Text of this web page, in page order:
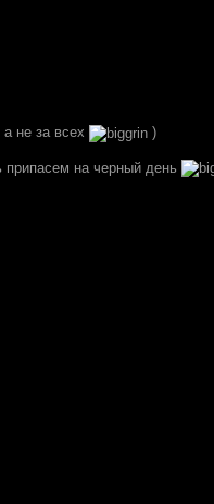
не за всех )
припасем на черный день